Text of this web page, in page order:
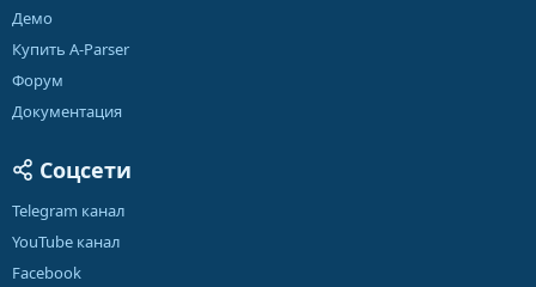
Демо
Купить A-Parser
Форум
Документация
Соцсети
Telegram канал
YouTube канал
Facebook